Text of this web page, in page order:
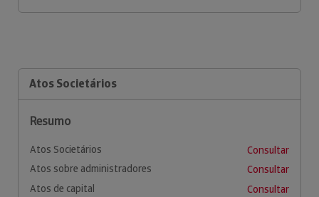
Atos Societários
Resumo
Atos Societários
Consultar
Atos sobre administradores
Consultar
Atos de capital
Consultar